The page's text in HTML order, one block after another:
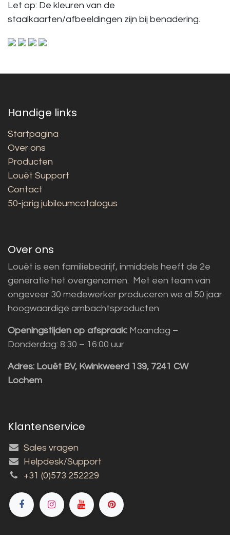
Let op: De kleuren van de
staalkaarten/afbeeldingen zijn bij benadering.
Handige links
Startpagina
Over ons
Producten
Louët Support
Contact
50-jarig jubileumcatalogus
Over ons
Louët is een familiebedrijf, inmiddels heeft de 2e
generatie het overgenomen. Met een team van
ongeveer 30 medewerker produceren we al 50 jaar
hoogwaardige ambachtsproducten
Openingstijden op afspraak: Maandag –
Donderdag: 8:30 – 16:00 uur
Adres: Louët BV, Kwinkweerd 139, 7241 CW
Lochem
Klantenservice
Sales vragen
Helpdesk/Support
+31 (0)573 252229